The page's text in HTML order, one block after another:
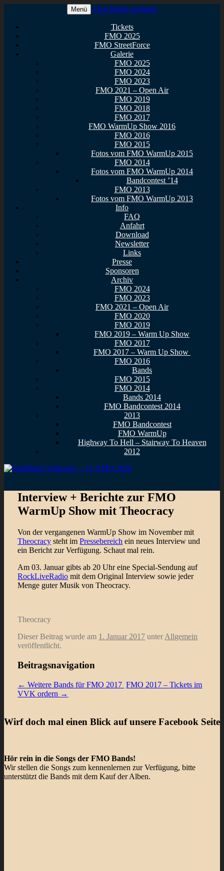
FullMetal Osthessen – 13. FMO
2026
Menü Zum Inhalt springen
Tickets
FMO 2025
FMO StreetForce
Galerie
FMO 2025
FMO 2024
FMO 2023
FMO 2021 – Open Air
FMO 2019
FMO 2018
FMO 2017
FMO WarmUp Show 2016
FMO 2016
FMO 2015
Fotos vom FMO WarmUp 2015
FMO 2014
Fotos vom FMO WarmUp 2014
Bandcontest ’14
FMO 2013
Fotos vom FMO WarmUp 2013
Info
FAQ
Anfahrt
Download
Newsletter
Links
Presse
Sponsoren
Archiv
FMO 2024
FMO 2023
FMO 2021 – Open Air
FMO 2020
FMO 2019
FMO 2019 – Warm Up Show
FMO 2017
FMO 2017 – Warm Up Show
FMO 2016
Bands
FMO 2015
FMO 2014
Bands 2014
FMO Bandcontest 2014
2013
FMO Bandcontest
FMO WarmUp
Highway To Hell – Stairway To Heaven
2012
Interview + Berichte zur FMO
WarmUp Show mit Theocracy
Von der vergangenen WarmUp Show im November mit
Theocracy steht imPressebereich ein neues Interview und
ein Bericht zur Verfügung. Schaut mal rein.
Am 03. Januar gibts ab 20 Uhr eine Special-Sendung auf
RockLiveRadio mit dem Original Interview sowie jeder
Menge guter Musik von Theocracy.
Theocracy
Dieser Beitrag wurde am 1. Januar 2017 unter Allgemein
veröffentlicht.
Beitragsnavigation
← Weitere Bands für FMO 2017 FMO 2017 – Tickets im
VVK ordern →
Wirf doch mal einen Blick auf unsere Facebook Seite
Hör rein in die Songs der FMO Bands!
Wir stellen die Songs zum kennenlernen zur Verfügung, bitte
unterstützt die Bands mit dem Kauf der Alben.